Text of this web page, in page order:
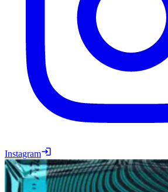
Instagram